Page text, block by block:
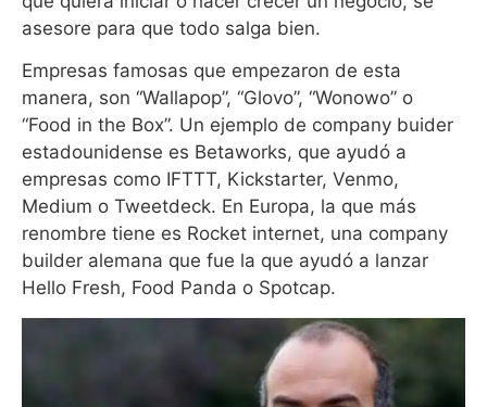
asesore para que todo salga bien.
Empresas famosas que empezaron de esta
manera, son “Wallapop”, “Glovo”, “Wonowo” o
“Food in the Box”. Un ejemplo de company buider
estadounidense es Betaworks, que ayudó a
empresas como IFTTT, Kickstarter, Venmo,
Medium o Tweetdeck. En Europa, la que más
renombre tiene es Rocket internet, una company
builder alemana que fue la que ayudó a lanzar
Hello Fresh, Food Panda o Spotcap.